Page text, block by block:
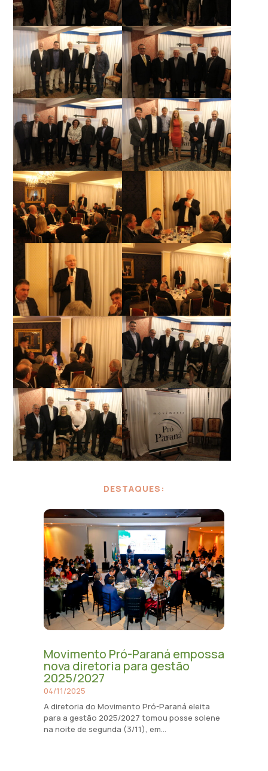
DESTAQUES:
Movimento Pró-Paraná empossa
nova diretoria para gestão
2025/2027
04/11/2025
A diretoria do Movimento Pró-Paraná eleita
para a gestão 2025/2027 tomou posse solene
na noite de segunda (3/11), em...